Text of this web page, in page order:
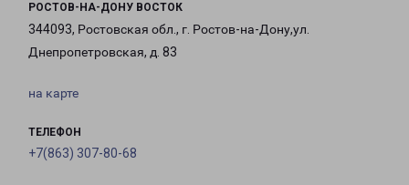
РОСТОВ-НА-ДОНУ ВОСТОК
344093, Ростовская обл., г. Ростов-на-Дону,ул.
Днепропетровская, д. 83
на карте
ТЕЛЕФОН
+7(863) 307-80-68